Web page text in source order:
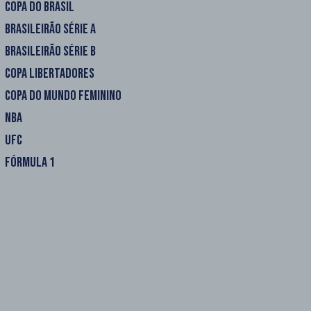
COPA DO BRASIL
BRASILEIRÃO SÉRIE A
BRASILEIRÃO SÉRIE B
COPA LIBERTADORES
COPA DO MUNDO FEMININO
NBA
UFC
FÓRMULA 1